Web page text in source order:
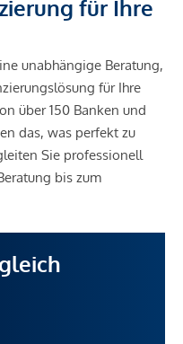
für Ihre
unabhängige Beratung,
für Ihre
über 150 Banken und
das, was perfekt zu
Sie professionell
bis zum